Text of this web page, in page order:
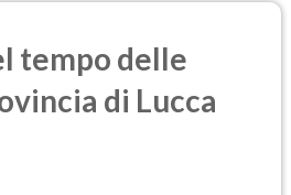
tempo delle
di Lucca